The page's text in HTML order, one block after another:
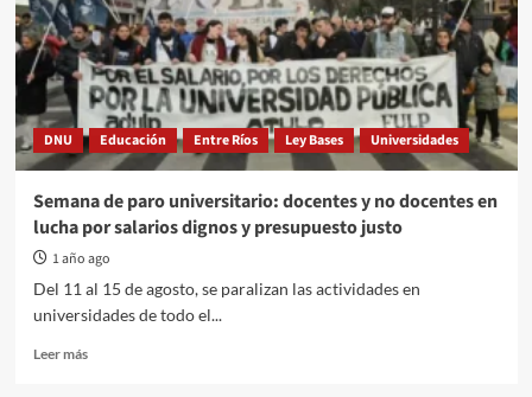
DNU Educación Entre Ríos Ley Bases Universidades
Semana de paro universitario: docentes y no docentes en
lucha por salarios dignos y presupuesto justo
1 año ago
Del 11 al 15 de agosto, se paralizan las actividades en
universidades de todo el...
Leer másRead